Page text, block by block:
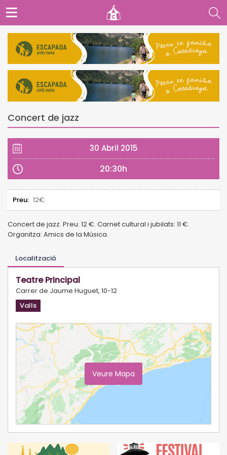
Concert de jazz
30 Abril 2015
20:30h
Preu: 12€
Concert de jazz. Preu: 12 €. Carnet cultural i jubilats: 11 €.
Organitza: Amics de la Música.
Localització
Teatre Principal
Carrer de Jaume Huguet, 10-12
Valls
Veure Mapa